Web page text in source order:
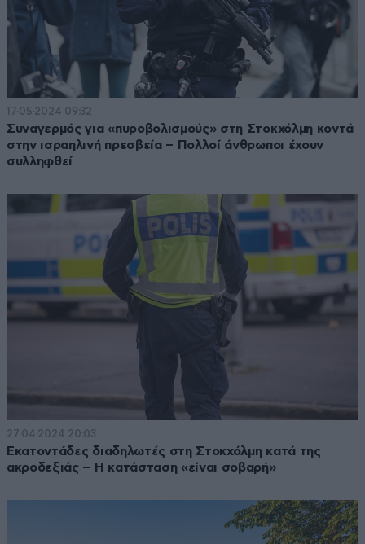
17·05·2024 09:32
Συναγερμός για «πυροβολισμούς» στη Στοκχόλμη κοντά
στην ισραηλινή πρεσβεία – Πολλοί άνθρωποι έχουν
συλληφθεί
27·04·2024 20:03
Εκατοντάδες διαδηλωτές στη Στοκχόλμη κατά της
ακροδεξιάς – Η κατάσταση «είναι σοβαρή»